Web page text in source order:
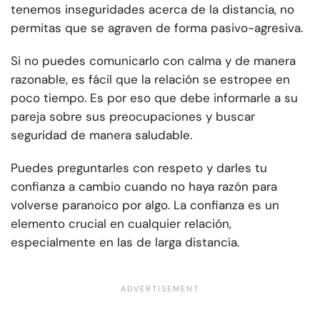
tenemos inseguridades acerca de la distancia, no
permitas que se agraven de forma pasivo-agresiva.
Si no puedes comunicarlo con calma y de manera
razonable, es fácil que la relación se estropee en
poco tiempo. Es por eso que debe informarle a su
pareja sobre sus preocupaciones y buscar
seguridad de manera saludable.
Puedes preguntarles con respeto y darles tu
confianza a cambio cuando no haya razón para
volverse paranoico por algo. La confianza es un
elemento crucial en cualquier relación,
especialmente en las de larga distancia.